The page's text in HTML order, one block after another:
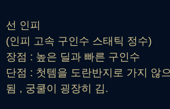
선 인피
(인피 고속 구인수 스태틱 정수)
장점 : 높은 딜과 빠른 구인수
단점 : 첫템을 도란반지로 가지 않
됨 , 궁쿨이 굉장히 김.